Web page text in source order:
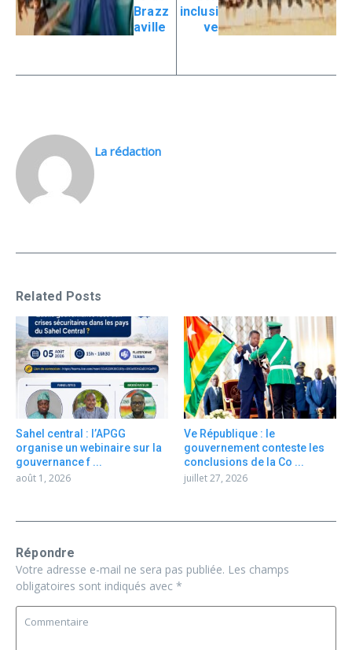
Brazz
aville
inclusi
ve
La rédaction
Related Posts
Sahel central : l’APGG
organise un webinaire sur la
gouvernance f ...
août 1, 2026
Ve République : le
gouvernement conteste les
conclusions de la Co ...
juillet 27, 2026
Répondre
Votre adresse e-mail ne sera pas publiée. Les champs
obligatoires sont indiqués avec *